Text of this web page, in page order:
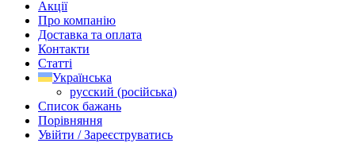
Акції
Про компанію
Доставка та оплата
Контакти
Статті
Українська
русский (російська)
Список бажань
Порівняння
Увійти / Зареєструватись